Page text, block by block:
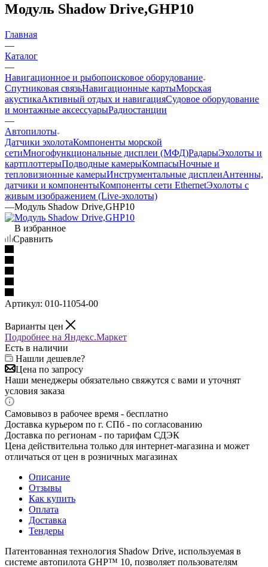
Модуль Shadow Drive,GHP10
Главная
—
Каталог
—
Навигационное и рыбопоисковое оборудование
Спутниковая связьНавигационные картыМорская
акустикаАктивный отдых и навигацияСудовое оборудование
и монтажные аксессуарыРадиостанции
—
Автопилоты
Датчики эхолотаКомпоненты морской
сетиМногофункциональные дисплеи (МФД)РадарыЭхолоты и
картплоттерыПодводные камерыКомпасыНочные и
тепловизионные камерыИнструментальные дисплеиАнтенны,
датчики и компонентыКомпоненты сети EthernetЭхолоты с
живым изображением (Live-эхолоты)
—Модуль Shadow Drive,GHP10
В избранное
Сравнить
Артикул: 010-11054-00
Варианты цен
Подробнее на Яндекс.Маркет
Есть в наличии
Нашли дешевле?
Цена по запросу
Наши менеджеры обязательно свяжутся с вами и уточнят
условия заказа
Самовывоз в рабочее время - бесплатно
Доставка курьером по г. СПб - по согласованию
Доставка по регионам - по тарифам СДЭК
Цена действительна только для интернет-магазина и может
отличаться от цен в розничных магазинах
Описание
Отзывы
Как купить
Оплата
Доставка
Тендеры
Патентованная технология Shadow Drive, используемая в
системе автопилота GHP™ 10, позволяет пользователям